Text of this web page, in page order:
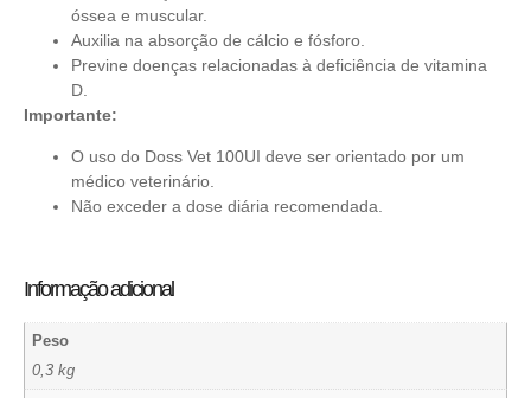
óssea e muscular.
Auxilia na absorção de cálcio e fósforo.
Previne doenças relacionadas à deficiência de vitamina
D.
Importante:
O uso do Doss Vet 100UI deve ser orientado por um
médico veterinário.
Não exceder a dose diária recomendada.
Informação adicional
Peso
0,3 kg